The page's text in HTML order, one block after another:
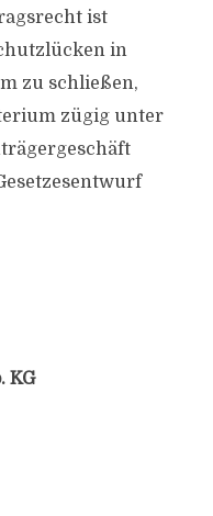
ist
in
zu schließen,
zügig unter
KG